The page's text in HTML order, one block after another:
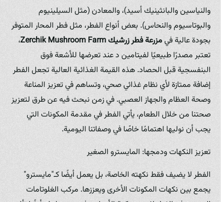
والنياسين والبانثينيك أسيد)، والمعادن (مثل السيلينيوم
والبوتاسيوم والنحاس). بعض أنواع الفطر، مثل فطر المحار المتوفر
بجودة عالية فيمزرعة فطر زرشيك Zerchik Mushroom Farm،
تعتبر مصدرًا طبيعيًا لفيتامين د عند تعرضها للأشعة فوق
البنفسجية قبل الحصاد. هذه القيمة الغذائية العالية تجعل الفطر
إضافة ممتازة لأي نظام غذائي صحي، وتساهم في تعزيز المناعة
وصحة العظام والجهاز العصبي. في زمن نبحث فيه عن طرق لتعزيز
صحتنا من خلال الطعام، يأتي الفطر في مقدمة المكونات التي
يجب أن نوليها اهتمامًا خاصًا في وصفاتنا اليومية.
تعزيز النكهات ودمجها: المايسترو الصغير
الفطر لا يضيف فقط نكهته الخاصة، بل يعمل أيضًا كـ"مايسترو"
يجمع بين نكهات المكونات الأخرى ويعززها. مركب الغلوتامات